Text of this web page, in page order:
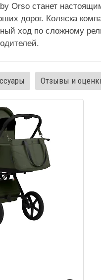
Orso станет
дорог. Коляска
ход по сложному
Отзывы и